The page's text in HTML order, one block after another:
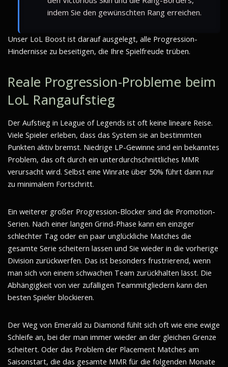
indem Sie den gewünschten Rang erreichen.
Unser LoL Boost ist darauf ausgelegt, alle Progression-
Hindernisse zu beseitigen, die Ihre Spielfreude trüben.
Reale Progression-Probleme beim
LoL Rangaufstieg
Der Aufstieg in League of Legends ist oft keine lineare Reise.
Viele Spieler erleben, dass das System sie an bestimmten
Punkten aktiv bremst. Niedrige LP-Gewinne sind ein bekanntes
Problem, das oft durch ein unterdurchschnittliches MMR
verursacht wird. Selbst eine Winrate über 50% führt dann nur
zu minimalem Fortschritt.
Ein weiterer großer Progression-Blocker sind die Promotion-
Serien. Nach einer langen Grind-Phase kann ein einziger
schlechter Tag oder ein paar unglückliche Matches die
gesamte Serie scheitern lassen und Sie wieder in die vorherige
Division zurückwerfen. Das ist besonders frustrierend, wenn
man sich von einem schwachen Team zurückhalten lässt. Die
Abhängigkeit von vier zufälligen Teammitgliedern kann den
besten Spieler blockieren.
Der Weg von Emerald zu Diamond fühlt sich oft wie eine ewige
Schleife an, bei der man immer wieder an der gleichen Grenze
scheitert. Oder das Problem der Placement Matches am
Saisonstart, die das gesamte MMR für die folgenden Monate